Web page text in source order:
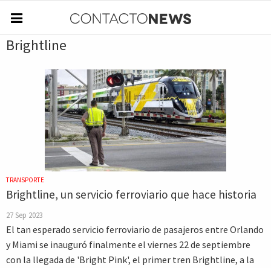
Brightline
TRANSPORTE
Brightline, un servicio ferroviario que hace historia
27 Sep 2023
El tan esperado servicio ferroviario de pasajeros entre Orlando
y Miami se inauguró finalmente el viernes 22 de septiembre
con la llegada de 'Bright Pink', el primer tren Brightline, a la